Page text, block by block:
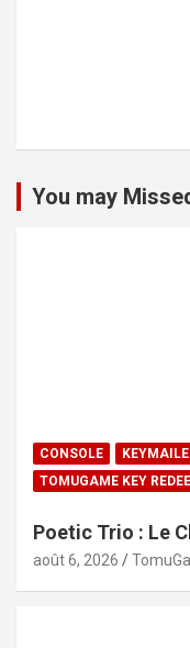
You may
CONSOLE
TOMUGAME KEY
Poetic Trio : Le
août 6, 2026